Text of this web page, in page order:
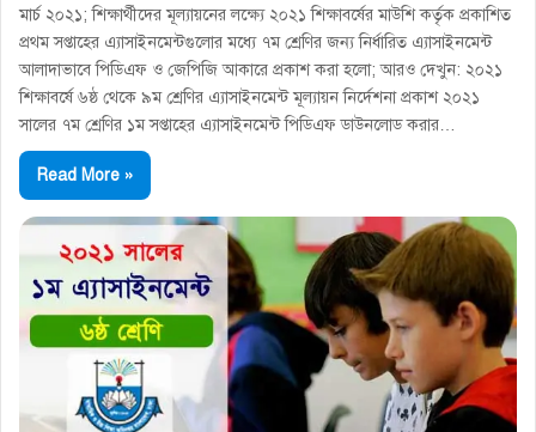
মার্চ ২০২১; শিক্ষার্থীদের মূল্যায়নের লক্ষ্যে ২০২১ শিক্ষাবর্ষের মাউশি কর্তৃক প্রকাশিত
প্রথম সপ্তাহের এ্যাসাইনমেন্টগুলোর মধ্যে ৭ম শ্রেণির জন্য নির্ধারিত এ্যাসাইনমেন্ট
আলাদাভাবে পিডিএফ ও জেপিজি আকারে প্রকাশ করা হলো; আরও দেখুন: ২০২১
শিক্ষাবর্ষে ৬ষ্ঠ থেকে ৯ম শ্রেণির এ্যাসাইনমেন্ট মূল্যায়ন নির্দেশনা প্রকাশ ২০২১
সালের ৭ম শ্রেণির ১ম সপ্তাহের এ্যাসাইনমেন্ট পিডিএফ ডাউনলোড করার…
Read More »